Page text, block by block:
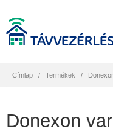
Címlap Termékek
Donexon